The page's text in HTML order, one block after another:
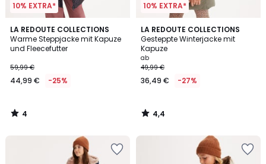
10% EXTRA*
LA REDOUTE COLLECTIONS
Warme Steppjacke mit Kapuze
und Fleecefutter
59,99 €
44,99 € -25%
4
/
5
4
/
10% EXTRA*
LA REDOUTE COLLECTIONS
Gesteppte Winterjacke mit
Kapuze
ab
49,99 €
36,49 € -27%
4,4
/ 5
4,4
/